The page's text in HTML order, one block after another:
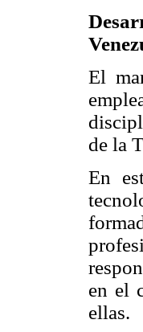
El
de la
En
en el
ellas.